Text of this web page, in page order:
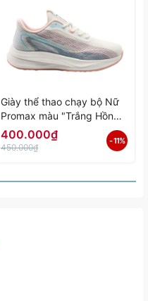
Giày thể thao chạy bộ Nữ
Promax màu "Trắng Hồng"
PR-2206-05 - Hàng Chính
Hãng
400.000₫
450.000₫
- 11%